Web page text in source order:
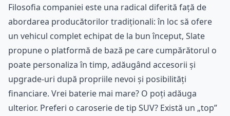
Filosofia companiei este una radical diferită față de
abordarea producătorilor tradiționali: în loc să ofere
un vehicul complet echipat de la bun început, Slate
propune o platformă de bază pe care cumpărătorul o
poate personaliza în timp, adăugând accesorii și
upgrade-uri după propriile nevoi și posibilități
financiare. Vrei baterie mai mare? O poți adăuga
ulterior. Preferi o caroserie de tip SUV? Există un „top”